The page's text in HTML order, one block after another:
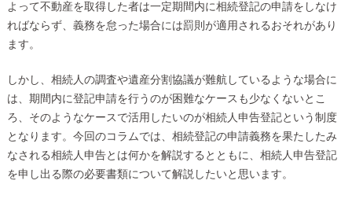
よって不動産を取得した者は一定期間内に相続登記の申請をしなけ
ればならず、義務を怠った場合には罰則が適用されるおそれがあり
ます。
しかし、相続人の調査や遺産分割協議が難航しているような場合に
は、期間内に登記申請を行うのが困難なケースも少なくないとこ
ろ、そのようなケースで活用したいのが相続人申告登記という制度
となります。今回のコラムでは、相続登記の申請義務を果たしたみ
なされる相続人申告とは何かを解説するとともに、相続人申告登記
を申し出る際の必要書類について解説したいと思います。